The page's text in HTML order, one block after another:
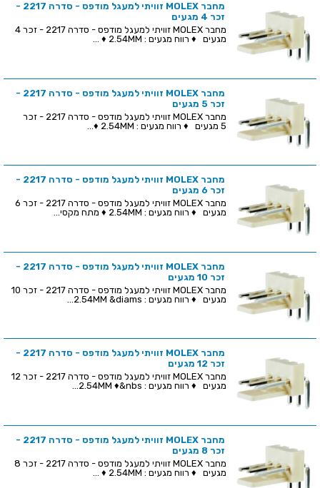
מחבר MOLEX זוויתי למעגל מודפס - סדרה 2217 -
זכר 4 מגעים
מחבר MOLEX זוויתי למעגל מודפס - סדרה 2217 - זכר 4
מגעים ♦ רווח מגעים : 2.54MM ♦ ...
מחבר MOLEX זוויתי למעגל מודפס - סדרה 2217 -
זכר 5 מגעים
מחבר MOLEX זוויתי למעגל מודפס - סדרה 2217 - זכר
5 מגעים ♦ רווח מגעים : 2.54MM ♦...
מחבר MOLEX זוויתי למעגל מודפס - סדרה 2217 -
זכר 6 מגעים
מחבר MOLEX זוויתי למעגל מודפס - סדרה 2217 - זכר 6
מגעים ♦ רווח מגעים : 2.54MM ♦ מתח מקסי...
מחבר MOLEX זוויתי למעגל מודפס - סדרה 2217 -
זכר 10 מגעים
מחבר MOLEX זוויתי למעגל מודפס - סדרה 2217 - זכר 10
מגעים ♦ רווח מגעים : 2.54MM &diams...
מחבר MOLEX זוויתי למעגל מודפס - סדרה 2217 -
זכר 12 מגעים
מחבר MOLEX זוויתי למעגל מודפס - סדרה 2217 - זכר 12
מגעים ♦ רווח מגעים : 2.54MM ♦&nbs...
מחבר MOLEX זוויתי למעגל מודפס - סדרה 2217 -
זכר 8 מגעים
מחבר MOLEX זוויתי למעגל מודפס - סדרה 2217 - זכר 8
מגעים ♦ רווח מגעים : 2.54MM ♦ ...